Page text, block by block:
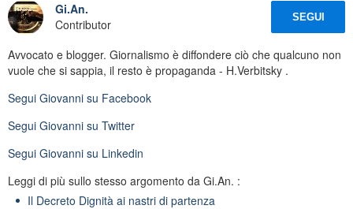
Gi.An.
Contributor
SEGUI
Avvocato e blogger. Giornalismo è diffondere ciò che qualcuno non
vuole che si sappia, il resto è propaganda - H.Verbitsky .
Segui Giovanni su Facebook
Segui Giovanni su Twitter
Segui Giovanni su Linkedin
Leggi di più sullo stesso argomento da Gi.An. :
Il Decreto Dignità ai nastri di partenza